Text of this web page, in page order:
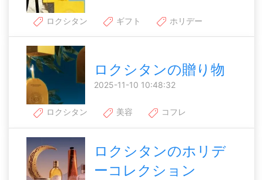
ロクシタン ギフト ホリデー
ロクシタンの贈り物
2025-11-10 10:48:32
ロクシタン 美容 コフレ
ロクシタンのホリデ
ーコレクション